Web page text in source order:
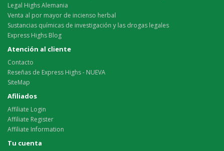
Legal Highs Alemania
Venta al por mayor de incienso herbal
Sustancias químicas de investigación y las drogas legales
Express Highs Blog
Atención al cliente
Contacto
Reseñas de Express Highs - NUEVA
SiteMap
Afiliados
Affiliate Login
Affiliate Register
Affiliate Information
Tu cuenta